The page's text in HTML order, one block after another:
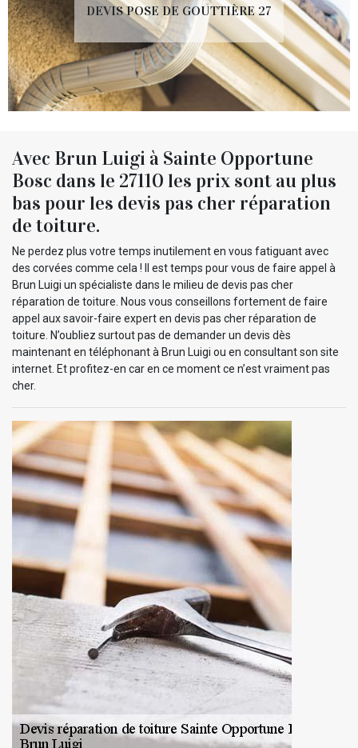
DEVIS POSE DE GOUTTIÈRE 27
Avec Brun Luigi à Sainte Opportune
Bosc dans le 27110 les prix sont au plus
bas pour les devis pas cher réparation
de toiture.
Ne perdez plus votre temps inutilement en vous fatiguant avec
des corvées comme cela ! Il est temps pour vous de faire appel à
Brun Luigi un spécialiste dans le milieu de devis pas cher
réparation de toiture. Nous vous conseillons fortement de faire
appel aux savoir-faire expert en devis pas cher réparation de
toiture. N’oubliez surtout pas de demander un devis dès
maintenant en téléphonant à Brun Luigi ou en consultant son site
internet. Et profitez-en car en ce moment ce n’est vraiment pas
cher.